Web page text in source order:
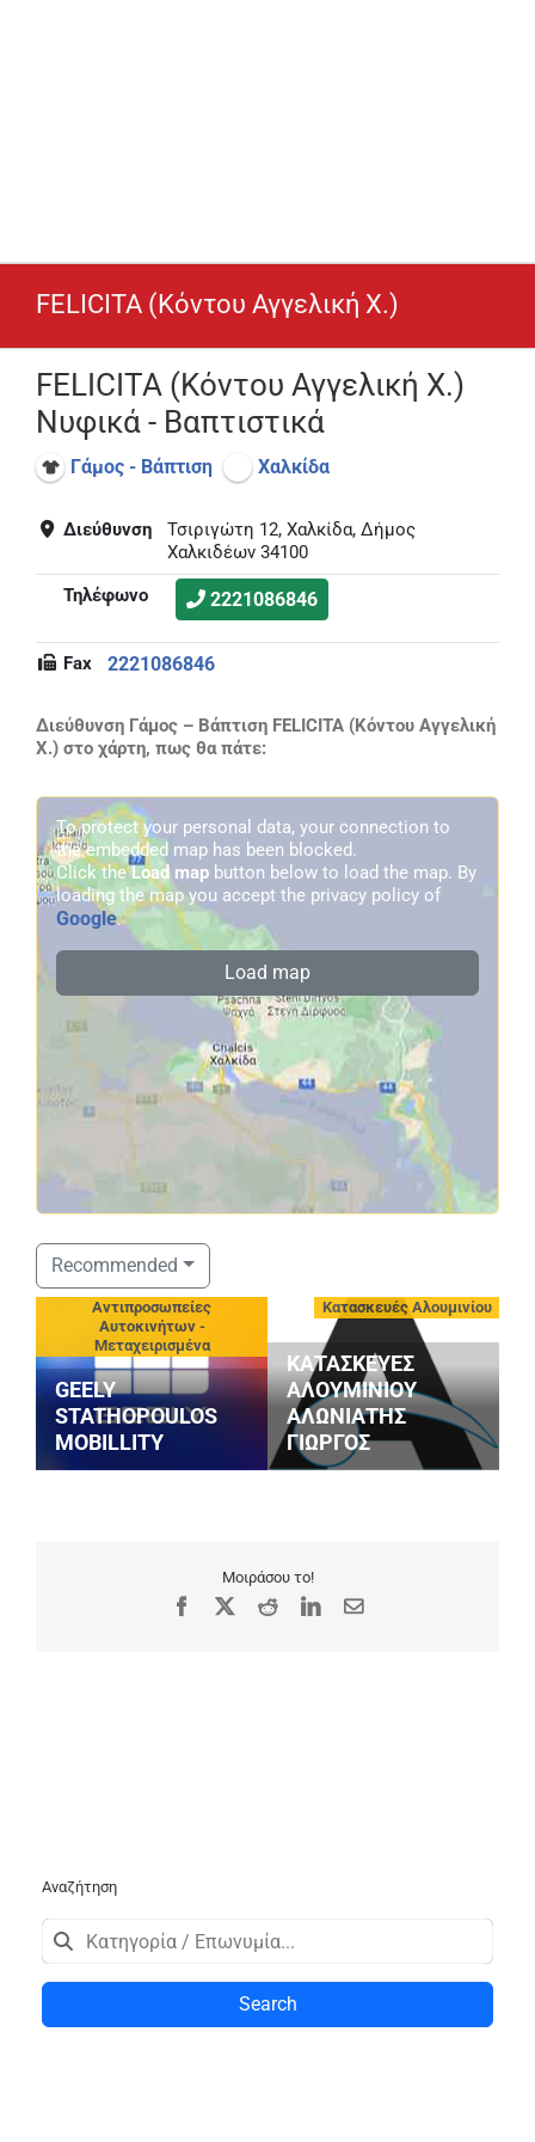
FELICITA (Κόντου Αγγελική Χ.)
FELICITA (Κόντου Αγγελική Χ.)
Νυφικά - Βαπτιστικά
Γάμος - Βάπτιση Χαλκίδα
Διεύθυνση
Τσιριγώτη 12, Χαλκίδα, Δήμος
Χαλκιδέων 34100
Τηλέφωνο
2221086846
Fax 2221086846
Διεύθυνση Γάμος – Βάπτιση FELICITA (Κόντου Αγγελική
Χ.) στο χάρτη, πως θα πάτε:
To protect your personal data, your connection to
the embedded map has been blocked.
Click theLoad map button below to load the map. By
loading the map you accept the privacy policy of
Google.
Load map
Recommended
Αντιπροσωπείες
Αυτοκινήτων -
Μεταχειρισμένα
GEELY
STATHOPOULOS
MOBILLITY
Κατασκευές Αλουμινίου
ΚΑΤΑΣΚΕΥΕΣ
ΑΛΟΥΜΙΝΙΟΥ
ΑΛΩΝΙΑΤΗΣ
ΓΙΩΡΓΟΣ
Μοιράσου το!
Facebook RedditLinkedIn
Email
Αναζήτηση
Search